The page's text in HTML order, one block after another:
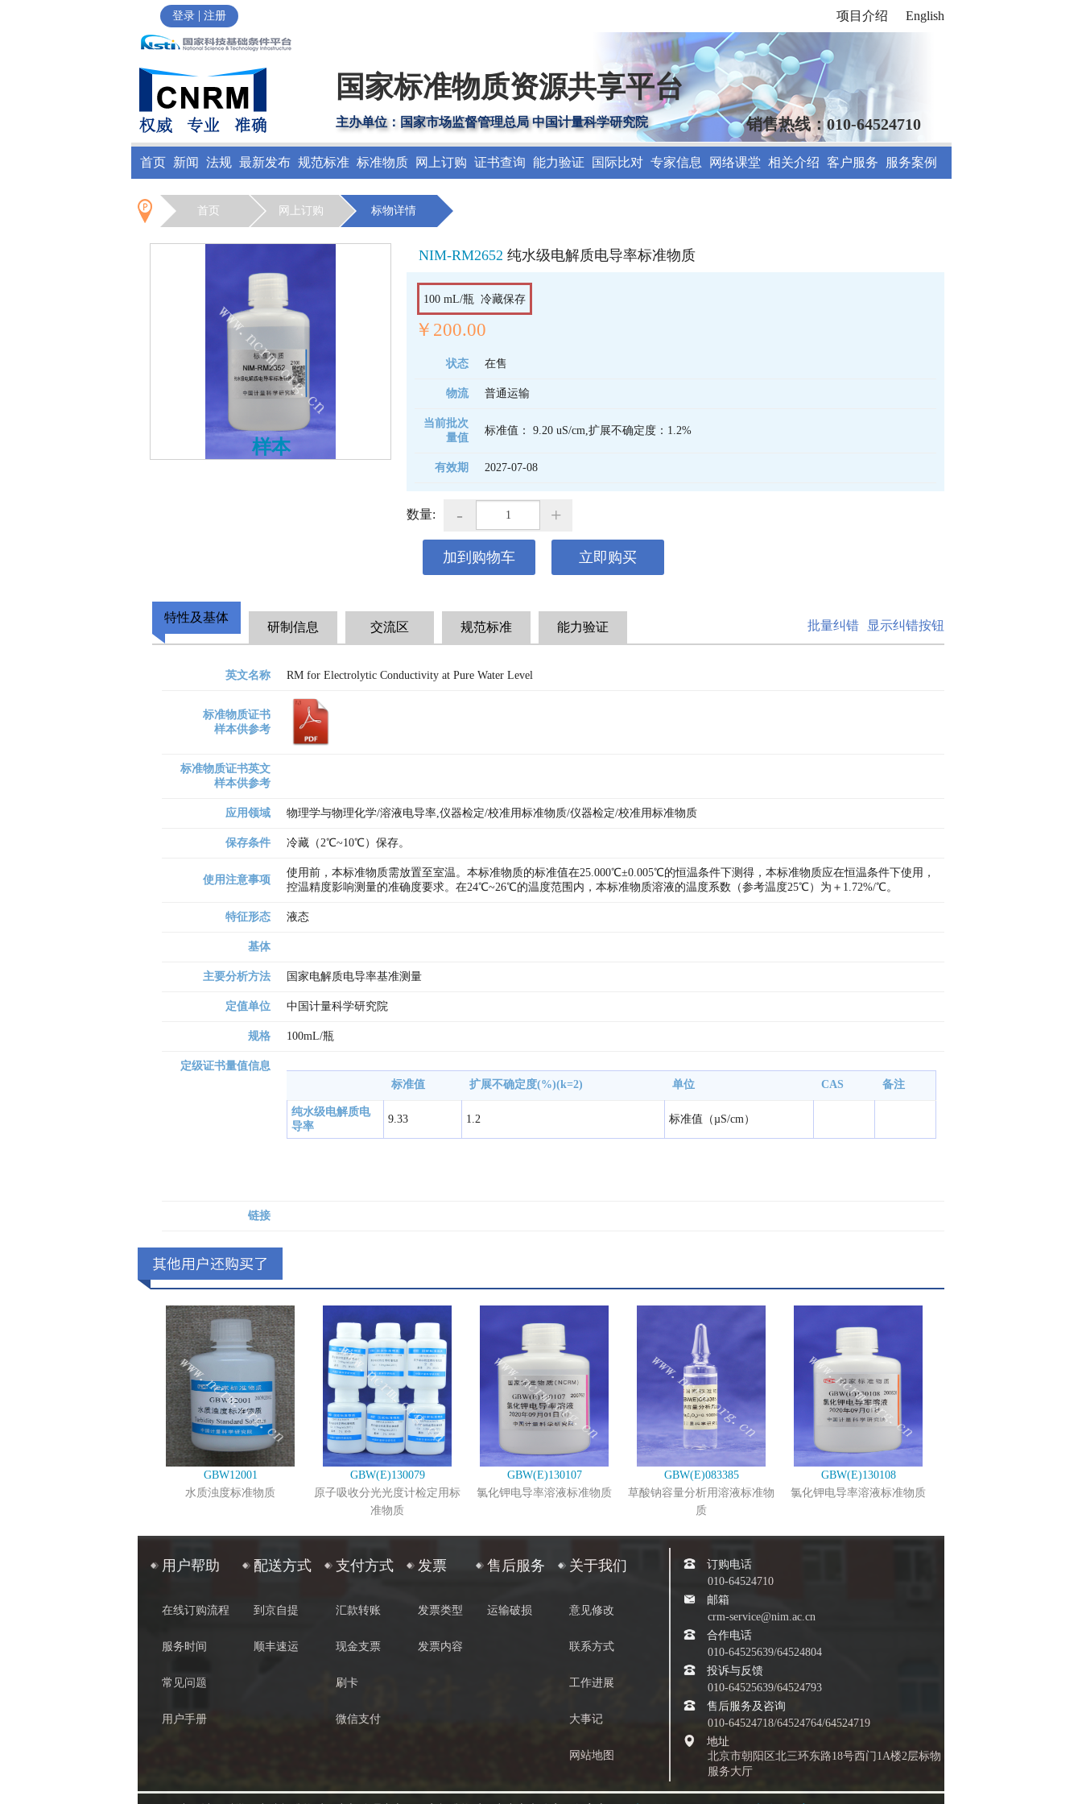
登录 | 注册 项目介绍 English
国家标准物质资源共享平台
主办单位：国家市场监督管理总局 中国计量科学研究院 销售热线：010-64524710
首页 新闻 法规 最新发布 规范标准 标准物质 网上订购 证书查询 能力验证 国际比对 专家信息 网络课堂 相关介绍 客户服务 服务案例
首页 网上订购 标物详情
样本
NIM-RM2652 纯水级电解质电导率标准物质
100 mL/瓶 冷藏保存
￥200.00
状态 在售
物流 普通运输
当前批次
量值
标准值： 9.20 uS/cm,扩展不确定度：1.2%
有效期 2027-07-08
数量: - +
加到购物车 立即购买
特性及基体
研制信息 交流区 规范标准 能力验证 显示纠错按钮
批量纠错
英文名称 RM for Electrolytic Conductivity at Pure Water Level
标准物质证书
样本供参考
标准物质证书英文
样本供参考
应用领域 物理学与物理化学/溶液电导率,仪器检定/校准用标准物质/仪器检定/校准用标准物质
保存条件 冷藏（2℃~10℃）保存。
使用注意事项
使用前，本标准物质需放置至室温。本标准物质的标准值在25.000℃±0.005℃的恒温条件下测得，本标准物质应在恒温条件下使用，
控温精度影响测量的准确度要求。在24℃~26℃的温度范围内，本标准物质溶液的温度系数（参考温度25℃）为＋1.72%/℃。
特征形态 液态
基体
主要分析方法 国家电解质电导率基准测量
定值单位 中国计量科学研究院
规格 100mL/瓶
定级证书量值信息
标准值
扩展不确定度(%)(k=2) 单位 CAS 备注
纯水级电解质电
导率
9.33 1.2 标准值（µS/cm）
链接
GBW12001
水质浊度标准物质
GBW(E)130079
原子吸收分光光度计检定用标
准物质
GBW(E)130107
氯化钾电导率溶液标准物质
GBW(E)083385
草酸钠容量分析用溶液标准物
质
GBW(E)130108
氯化钾电导率溶液标准物质
用户帮助
在线订购流程
服务时间
常见问题
用户手册
配送方式
到京自提
顺丰速运
支付方式
汇款转账
现金支票
刷卡
微信支付
发票
发票类型
发票内容
售后服务
运输破损
关于我们
意见修改
联系方式
工作进展
大事记
网站地图
订购电话
010-64524710
邮箱
crm-service@nim.ac.cn
合作电话
010-64525639/64524804
投诉与反馈
010-64525639/64524793
售后服务及咨询
010-64524718/64524764/64524719
地址
北京市朝阳区北三环东路18号西门1A楼2层标物
服务大厅